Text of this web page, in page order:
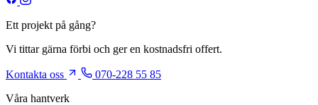
Ett projekt på gång?
Vi tittar gärna förbi och ger en kostnadsfri offert.
Kontakta oss
070-228 55 85
Våra hantverk